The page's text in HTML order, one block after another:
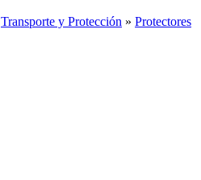
Transporte y Protección » Protectores